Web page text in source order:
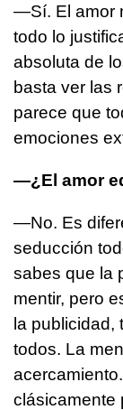
—Sí. El amor
todo lo
absoluta de
basta ver las
parece que
emociones
—¿El amor
—No. Es
seducción
sabes que la
mentir, pero
la publicidad,
todos. La
clásicamente